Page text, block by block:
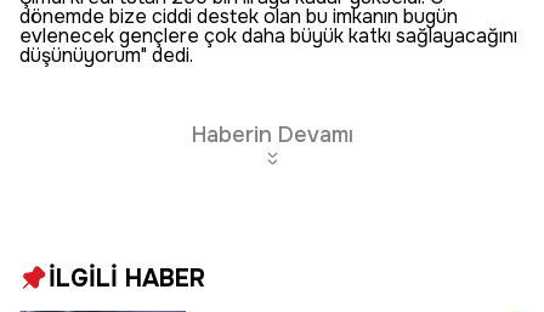
dönemde bize ciddi destek olan bu imkanın bugün
evlenecek gençlere çok daha büyük katkı sağlayacağını
düşünüyorum" dedi.
Haberin Devamı
İLGİLİ HABER